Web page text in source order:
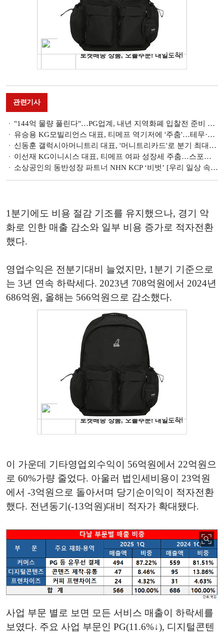
관련기사
"144억 물량 풀린다"…PG업계, 내년 지역화폐 입찰전 준비 착수 [이재명 정부 정책기류]
유승용 KG모빌리언스 대표, 티메프 역기저에 '주춤'…테무·알리 등 중국 이커머스 확대 [PG사 2025 1분기 실적]
신동훈 갤럭시아머니트리 대표, '머니트리카드'로 분기 최대 영업이익 견인 [PG사 2025 1분기 실적]
이선재 KG이니시스 대표, 티메프 여파 성장세 주춤…스포츠·IT 가맹점 유치로 대응 [PG사 2025 1분기 실적]
소상공인의 동반성장 파트너 NHN KCP ‘비벗’ [우리 일상 속 PG사]
1분기에도 비용 절감 기조를 유지했으나, 경기 악
화로 인한 매출 감소와 일부 비용 증가로 적자전환
했다.
영업수익은 전분기대비 늘었지만, 1분기 기준으로
는 3년 연속 하락세다. 2023년 708억원에서 2024년
686억원, 올해는 566억원으로 감소했다.
이 가운데 기타영업외수익이 56억원에서 22억원으
로 60%가량 줄었다. 아울러 법인세비용이 23억원
에서 -3억원으로 돌아서며 당기순이익이 적자전환
했다. 전년동기(-13억원)대비 적자가 확대됐다.
사업 부문 별로 보면 모든 서비스 매출이 하락세를
보였다. 주요 사업 부문인 PG(11.6%↓), 디지털콘텐